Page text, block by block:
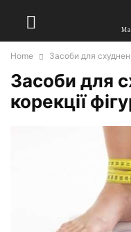
Home Засоби для
Засоби для
корекції